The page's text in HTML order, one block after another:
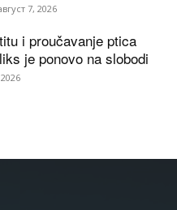
7, 2026
i proučavanje ptica
je ponovo na slobodi